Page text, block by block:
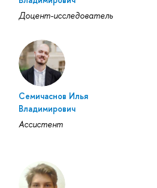
Доцент-исследователь
Семичаснов Илья
Владимирович
Ассистент